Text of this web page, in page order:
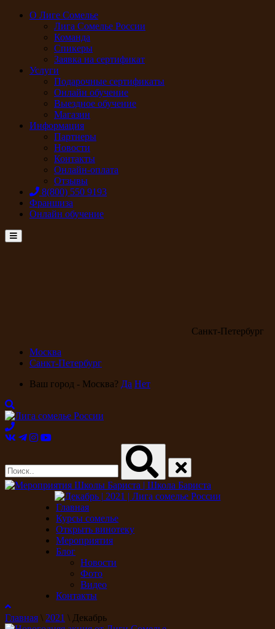
О Лиге Сомелье
Лига Сомелье России
Команда
Спикеры
Заявка на сертификат
Услуги
Подарочные сертификаты
Онлайн обучение
Выездное обучение
Магазин
Информация
Партнеры
Новости
Контакты
Онлайн-оплата
Отзывы
8(800) 550 9193
Франшиза
Онлайн обучение
Menu
Санкт-Петербург
Москва
Санкт-Петербург
Ваш город - Москва? Да Нет
Главная
Курсы сомелье
Открыть винотеку
Мероприятия
Блог
Новости
Фото
Видео
Контакты
Главная \ 2021 \ Декабрь